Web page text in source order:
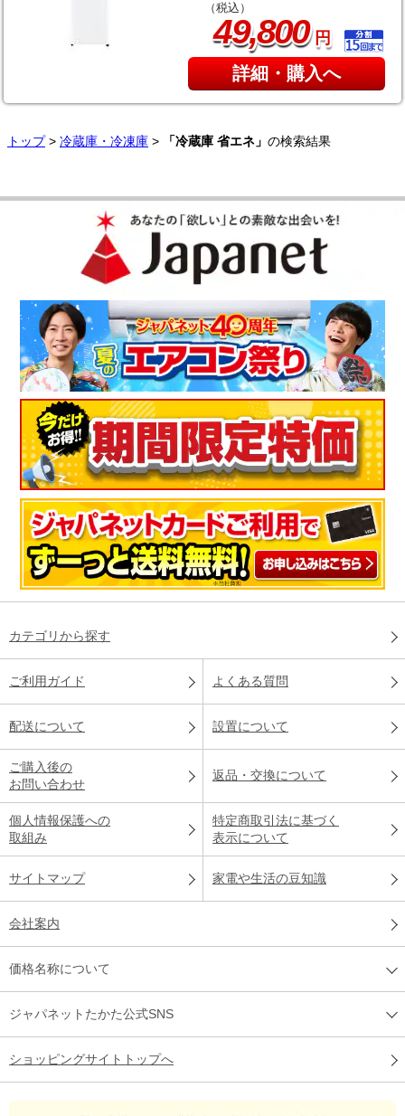
（税込）
49,800円
詳細・購入へ
トップ> 冷蔵庫・冷凍庫 > 「冷蔵庫 省エネ」 の検索結果
カテゴリから探す
ご利用ガイド よくある質問
配送について 設置について
ご購入後の
お問い合わせ
返品・交換について
個人情報保護への
取組み
特定商取引法に基づく
表示について
サイトマップ 家電や生活の豆知識
会社案内
価格名称について
ジャパネットたかた公式SNS
ショッピングサイトトップへ